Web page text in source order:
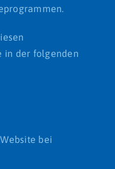
in der folgenden
bei